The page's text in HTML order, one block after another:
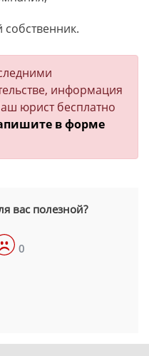
информация
юрист бесплатно
в форме
вас полезной?
0